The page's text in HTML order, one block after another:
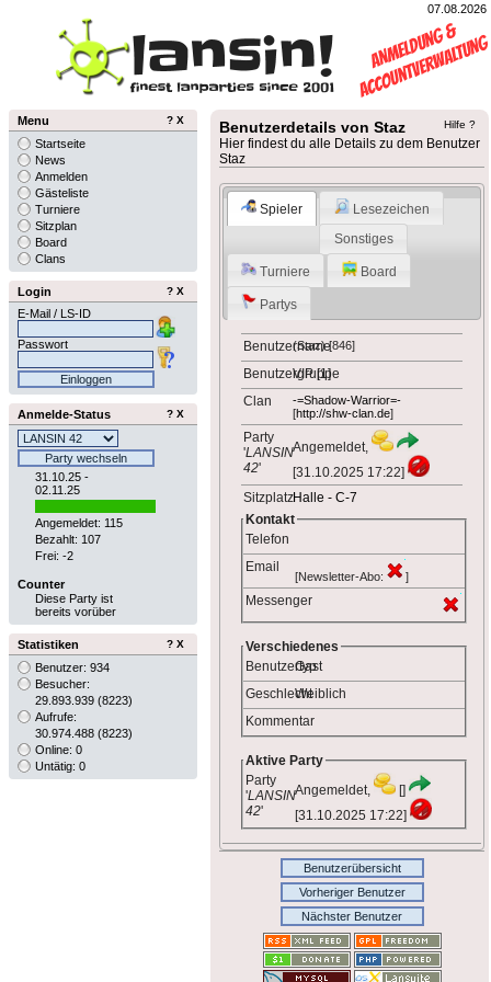
07.08.2026
Benutzerdetails von Staz Hilfe ?
Hier findest du alle Details zu dem Benutzer
Staz
Spieler
Lesezeichen
Sonstiges
Turniere Board
Partys
Benutzername
(Staz) [846]
Benutzergruppe
VIP [1]
Clan
-=Shadow-Warrior=-
[http://shw-clan.de]
Party
'LANSIN
42'
Angemeldet,
[31.10.2025 17:22]
SitzplatzHalle - C-7
Kontakt
Telefon
Email
[Newsletter-Abo: ]
Messenger
Verschiedenes
Benutzertyp
Gast
GeschlechtWeiblich
Kommentar
Aktive Party
Party
'LANSIN
42'
Angemeldet,
[]
[31.10.2025 17:22]
Benutzerübersicht
Vorheriger Benutzer
Nächster Benutzer
Menu ? X
Startseite
News
Anmelden
Gästeliste
Turniere
Sitzplan
Board
Clans
Login ? X
E-Mail / LS-ID
Passwort
Anmelde-Status ? X
31.10.25 -
02.11.25
Angemeldet: 115
Bezahlt: 107
Frei: -2
Counter
Diese Party ist
bereits vorüber
Statistiken ? X
Benutzer: 934
Besucher:
29.893.939 (8223)
Aufrufe:
30.974.488 (8223)
Online: 0
Untätig: 0